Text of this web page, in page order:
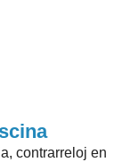
contrarreloj en